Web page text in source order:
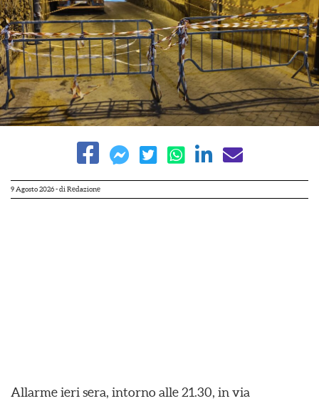
9 Agosto 2026- di Redazione
Allarme ieri sera, intorno alle 21.30, in via